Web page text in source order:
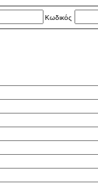
Κωδικός